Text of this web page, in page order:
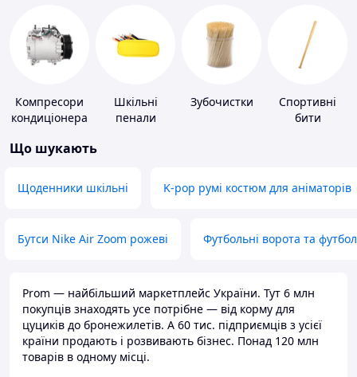
Компресори
кондиціонера
Шкільні
пенали
Зубочистки
Спортивні
бити
Що шукають
Щоденники шкільні K-pop румі костюм для аніматорів
Бутси Nike Air Zoom рожеві Футбольні ворота та
Prom — найбільший маркетплейс України. Тут 6 млн
покупців знаходять усе потрібне — від корму для
цуциків до бронежилетів. А 60 тис. підприємців з усієї
країни продають і розвивають бізнес. Понад 120 млн
товарів в одному місці.